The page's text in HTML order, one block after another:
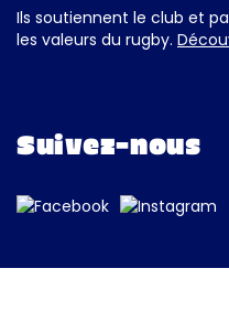
Ils soutiennent le club et
les valeurs du rugby.
Suivez-nous